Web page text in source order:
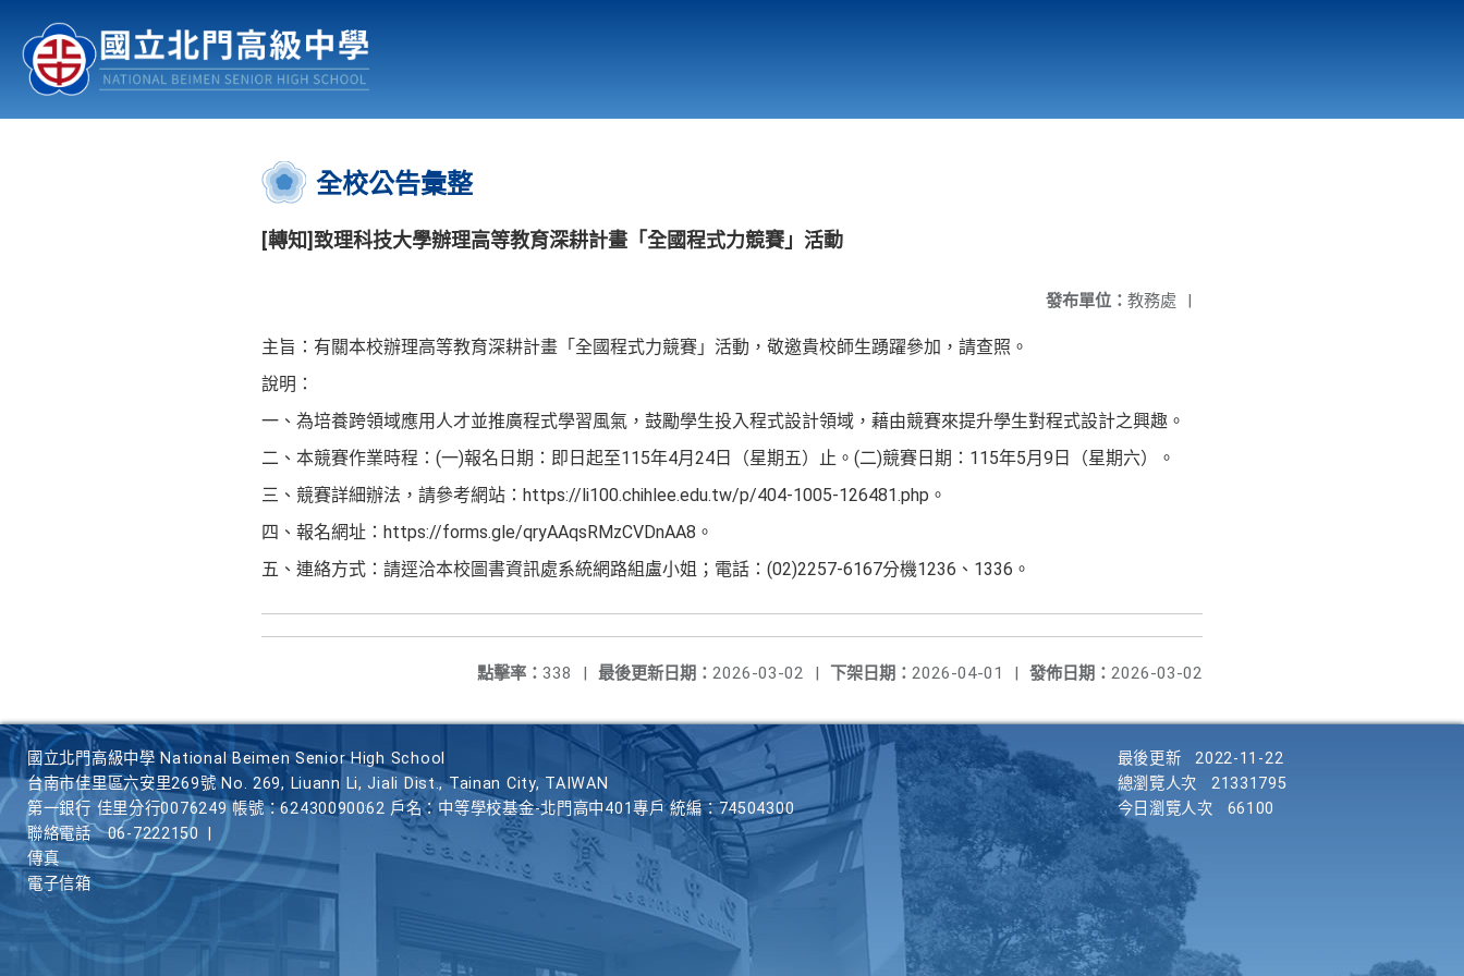
認識北中 行事曆
:::
全校公告彙整
[轉知]致理科技大學辦理高等教育深耕計畫「全國程式力競賽」活動
發布單位： 教務處 |
主旨：有關本校辦理高等教育深耕計畫「全國程式力競賽」活動，敬邀貴校師生踴躍參加，請查照。
說明：
一、為培養跨領域應用人才並推廣程式學習風氣，鼓勵學生投入程式設計領域，藉由競賽來提升學生對程式設計之興趣。
二、本競賽作業時程：(一)報名日期：即日起至115年4月24日（星期五）止。(二)競賽日期：115年5月9日（星期六）。
三、競賽詳細辦法，請參考網站：https://li100.chihlee.edu.tw/p/404-1005-126481.php。
四、報名網址：https://forms.gle/qryAAqsRMzCVDnAA8。
五、連絡方式：請逕洽本校圖書資訊處系統網路組盧小姐；電話：(02)2257-6167分機1236、1336。
發佈日期： 2026-03-02
下架日期： 2026-04-01 |
最後更新日期： 2026-03-02 |
點擊率： 338 |
國立北門高級中學 National Beimen Senior High School
台南市佳里區六安里269號 No. 269, Liuann Li, Jiali Dist., Tainan City, TAIWAN
第一銀行 佳里分行0076249 帳號：62430090062 戶名：中等學校基金-北門高中401專戶 統編：74504300
聯絡電話
06-7222150
傳真
電子信箱
最後更新
2022-11-22
總瀏覽人次
21331795
今日瀏覽人次
66100